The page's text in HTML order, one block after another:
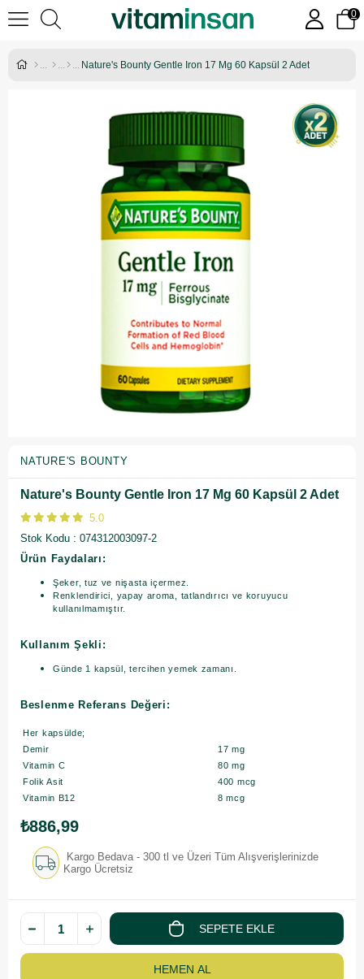
0
Nature's Bounty Gentle Iron 17 Mg 60 Kapsül 2 Adet
NATURE'S BOUNTY
Nature's Bounty Gentle Iron 17 Mg 60 Kapsül 2 Adet
5.0
Stok Kodu
074312003097-2
Ürün Faydaları:
Şeker, tuz ve nişasta içermez.
Renklendirici, yapay aroma, tatlandırıcı ve koruyucu
kullanılmamıştır.
Kullanım Şekli:
Günde 1 kapsül, tercihen yemek zamanı.
Beslenme Referans Değeri:
Her kapsülde;
Demir
17 mg
Vitamin C
80 mg
Folik Asit
400 mcg
Vitamin B12
8 mcg
₺886,99
Kargo Bedava - 300 tl ve Üzeri Tüm Alışverişlerinizde
Kargo Ücretsiz